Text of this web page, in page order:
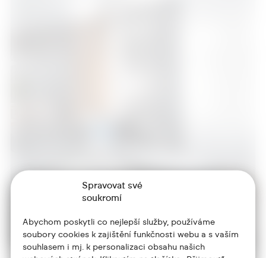
Spravovat své
soukromí
Abychom poskytli co nejlepší služby, používáme
soubory cookies k zajištění funkčnosti webu a s vaším
souhlasem i mj. k personalizaci obsahu našich